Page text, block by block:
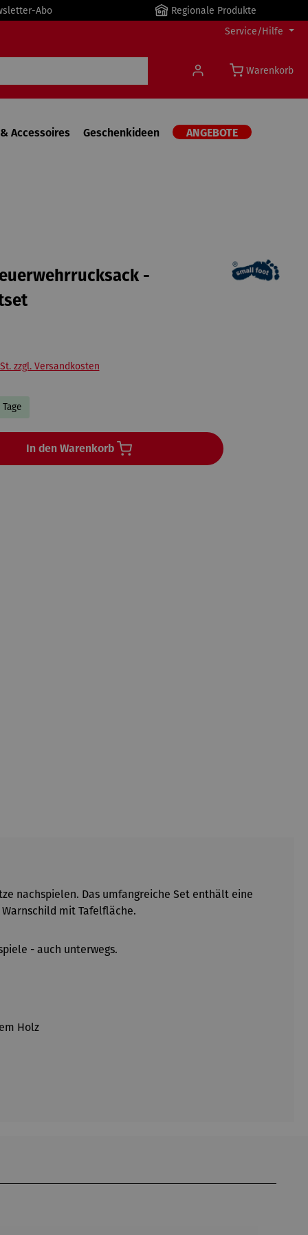
Abo
Regionale Produkte
Service/Hilfe
Warenkorb
Accessoires Geschenkideen ANGEBOTE
-
zzgl. Versandkosten
In den Warenkorb
nachspielen. Das umfangreiche Set enthält eine
mit Tafelfläche.
- auch unterwegs.
Holz